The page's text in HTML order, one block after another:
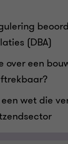
(DBA)
over een
een wet die